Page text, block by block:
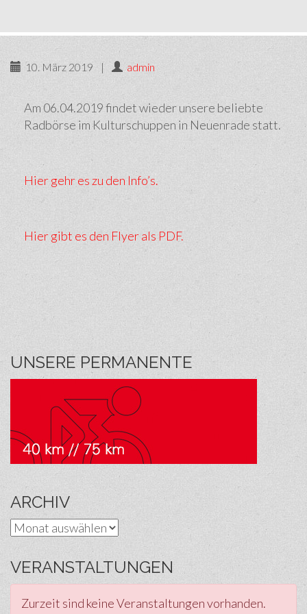
10. März 2019 | admin
Am 06.04.2019 findet wieder unsere beliebte
Radbörse im Kulturschuppen in Neuenrade statt.
Hier gehr es zu den Info’s.
Hier gibt es den Flyer als PDF.
UNSERE PERMANENTE
ARCHIV
Archiv
VERANSTALTUNGEN
Zurzeit sind keine Veranstaltungen vorhanden.